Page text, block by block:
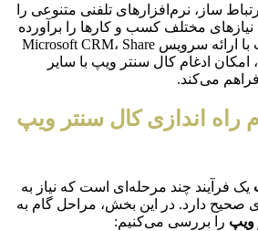
ساز، نرم‌افزارهای تلفنی متنوعی را
نیازهای مختلف کسب و کارها را برآورده
کنند. همچنین، این شرکت با ارائه سرویس Microsoft CRM، Share
Point و Exchange Server، امکان ادغام کال سنتر ویپ با سایر
می‌کند.
راه اندازی کال سنتر ویپ
یک فرآیند چند مرحله‌ای است که نیاز به
صحیح دارد. در این بخش، مراحل گام به
ویپ را بررسی می‌کنیم: